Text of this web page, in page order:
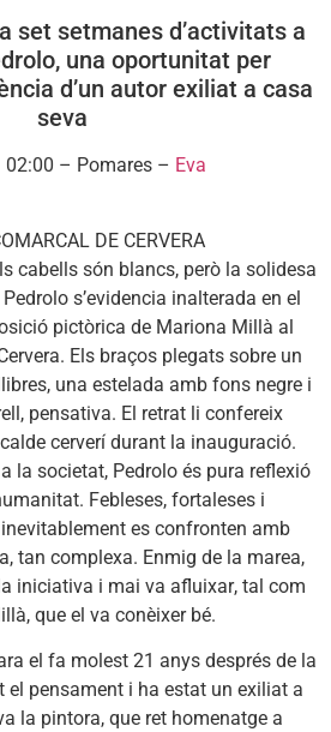
set setmanes d’activitats a
una oportunitat per
d’un autor exiliat a casa
seva
– Pomares – Eva
DE CERVERA
cabells són blancs, però la solidesa
s’evidencia inalterada en el
pictòrica de Mariona Millà al
Els braços plegats sobre un
una estelada amb fons negre i
pensativa. El retrat li confereix
cerverí durant la inauguració.
la societat, Pedrolo és pura reflexió
Febleses, fortaleses i
es confronten amb
tan complexa. Enmig de la marea,
iniciativa i mai va afluixar, tal com
que el va conèixer bé.
el fa molest 21 anys després de la
el pensament i ha estat un exiliat a
la pintora, que ret homenatge a